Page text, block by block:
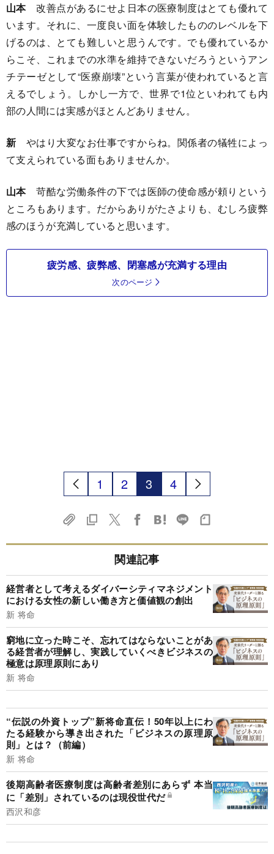
山本改善点があるにせよ日本の医療制度はとても優れて
います。それに、一度良い面を体験したもののレベルを下
げるのは、とても難しいと思うんです。でも優れているか
らこそ、これまでの水準を維持できないだろうというアン
チテーゼとして“医療崩壊”という言葉が使われていると言
えるでしょう。しかし一方で、世界で1位といわれても内
部の人間には実感がほとんどありません。
新 やはり大変なお仕事ですからね。関係者の犠牲によっ
て支えられている面もありませんか。
山本苛酷な労働条件の下では医師の使命感が頼りという
ところもあります。だからありがたさよりも、むしろ疲弊
感のほうが充満していると思います。
疲労感、疲弊感、閉塞感が充満する理由
次のページ
1 2 3 4
関連記事
経営者として考えるダイバーシティマネジメント
における女性の新しい働き方と価値観の創出
新 将命
窮地に立った時こそ、忘れてはならないことがあ
る経営者が理解し、実践していくべきビジネスの
極意は原理原則にあり
新 将命
“伝説の外資トップ”新将命直伝！50年以上にわ
たる経験から導き出された「ビジネスの原理原
則」とは？（前編）
新 将命
後期高齢者医療制度は高齢者差別にあらず 本当
に「差別」されているのは現役世代だ
西沢和彦